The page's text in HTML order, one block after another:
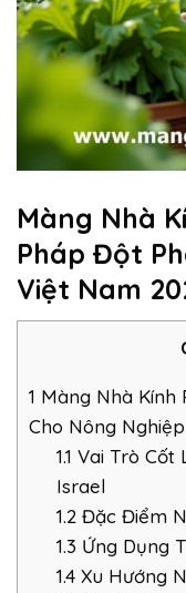
Màng Nhà
Pháp Đột
Việt Nam
1 Màng Nhà Kính
Cho Nông
1.1 Vai Trò Cốt
Israel
1.2 Đặc Điểm
1.3 Ứng Dụng
1.4 Xu Hướng